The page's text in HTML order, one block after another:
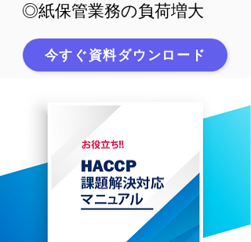
​◎紙保管業務の負荷増大
今すぐ資料ダウンロード